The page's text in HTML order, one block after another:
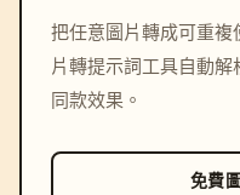
把任意圖片轉成可重複
片轉提示詞工具自動
同款效果。
免費